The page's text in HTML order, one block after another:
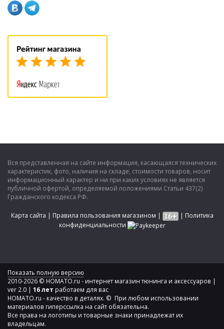
Вся представленная на сайте информация, касающаяся технических
характеристик, фото, наличия на складе, стоимости товаров, носит
информационный характер и ни при каких условиях не является
публичной офертой, определяемой положениями Статьи 437(2)
Гражданского кодекса РФ.
Карта сайта | Правила пользования магазином | | Политика
конфиденциальности
Показать полную версию
2010-2026 © HOMATO.ru - интернет магазин тюнинга и аксессуаров |
ver 2.0 | 16 лет работаем для вас
HOMATO.ru - качество в деталях. © При любом использовании
материалов гиперссылка на сайт обязательна.
Все права на логотипы и товарные знаки принадлежат их
владельцам.